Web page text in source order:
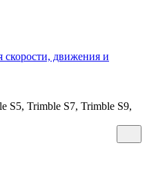
скорости, движения и
S5, Trimble S7, Trimble S9,